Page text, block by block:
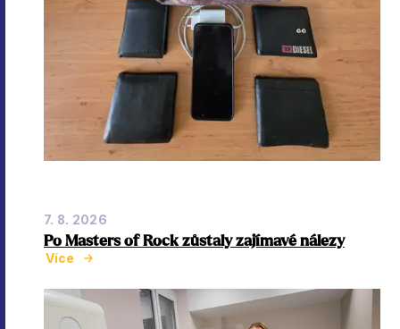
7. 8. 2026
Po Masters of Rock zůstaly zajímavé nálezy
Více